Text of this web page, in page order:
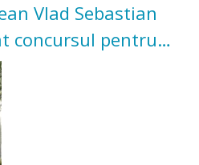
Vlad Sebastian
concursul pentru
Casei